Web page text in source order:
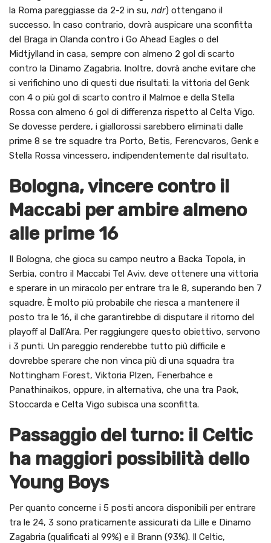
la Roma pareggiasse da 2-2 in su, ndr) ottengano il
successo. In caso contrario, dovrà auspicare una sconfitta
del Braga in Olanda contro i Go Ahead Eagles o del
Midtjylland in casa, sempre con almeno 2 gol di scarto
contro la Dinamo Zagabria. Inoltre, dovrà anche evitare che
si verifichino uno di questi due risultati: la vittoria del Genk
con 4 o più gol di scarto contro il Malmoe e della Stella
Rossa con almeno 6 gol di differenza rispetto al Celta Vigo.
Se dovesse perdere, i giallorossi sarebbero eliminati dalle
prime 8 se tre squadre tra Porto, Betis, Ferencvaros, Genk e
Stella Rossa vincessero, indipendentemente dal risultato.
Bologna, vincere contro il
Maccabi per ambire almeno
alle prime 16
Il Bologna, che gioca su campo neutro a Backa Topola, in
Serbia, contro il Maccabi Tel Aviv, deve ottenere una vittoria
e sperare in un miracolo per entrare tra le 8, superando ben 7
squadre. È molto più probabile che riesca a mantenere il
posto tra le 16, il che garantirebbe di disputare il ritorno del
playoff al Dall’Ara. Per raggiungere questo obiettivo, servono
i 3 punti. Un pareggio renderebbe tutto più difficile e
dovrebbe sperare che non vinca più di una squadra tra
Nottingham Forest, Viktoria Plzen, Fenerbahce e
Panathinaikos, oppure, in alternativa, che una tra Paok,
Stoccarda e Celta Vigo subisca una sconfitta.
Passaggio del turno: il Celtic
ha maggiori possibilità dello
Young Boys
Per quanto concerne i 5 posti ancora disponibili per entrare
tra le 24, 3 sono praticamente assicurati da Lille e Dinamo
Zagabria (qualificati al 99%) e il Brann (93%). Il Celtic,